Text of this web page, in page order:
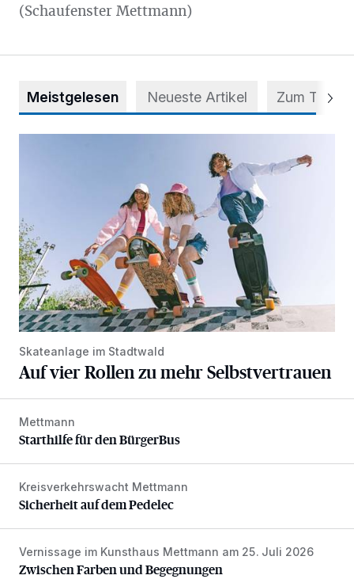
(Schaufenster Mettmann)
Meistgelesen Neueste Artikel Zum Thema
Skateanlage im Stadtwald
Auf vier Rollen zu mehr Selbstvertrauen
Starthilfe für den BürgerBus
Mettmann
Starthilfe für den BürgerBus
Sicherheit auf dem Pedelec
Kreisverkehrswacht Mettmann
Sicherheit auf dem Pedelec
Zwischen Farben und Begegnungen
Vernissage im Kunsthaus Mettmann am 25. Juli 2026
Zwischen Farben und Begegnungen